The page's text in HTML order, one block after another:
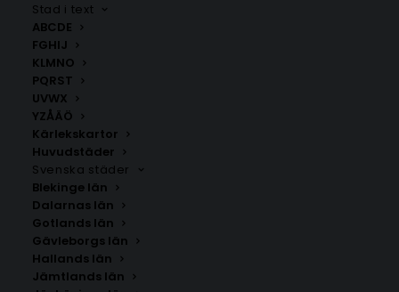
Stad i text
ABCDE
FGHIJ
KLMNO
PQRST
UVWX
YZÅÄÖ
Kärlekskartor
Huvudstäder
Svenska städer
Blekinge län
Dalarnas län
Gotlands län
Gävleborgs län
Hallands län
Jämtlands län